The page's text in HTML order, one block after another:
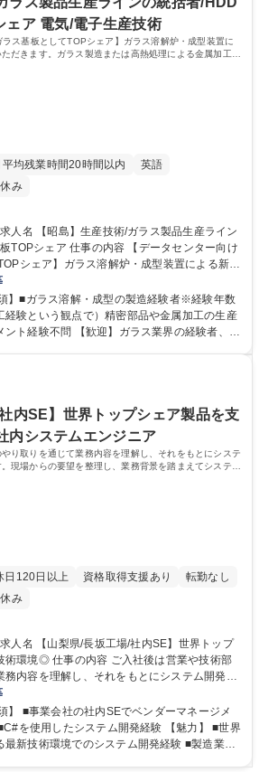
クリフト運転者 玉掛作業者
ェア 電気/電子生産技術
ラス基板としてTOPシェア】ガラス溶解炉・成型装置に
だきます。ガラス製造または高熱処理による金属加工な
しています。
平均残業時間20時間以内
英語
み
【データセンター向け
シェア】ガラス溶解炉・成型装置による新生
ます。ガラス製造または高熱処理による金属
ちしています。 《製品》ガラスの生
、徐冷の３つのプロセスから形成されます。高
社オリジナル設計の生産設備は、高度に自動
グループを指揮していただきますが、将来的
昭島】生産技術/ガラス
用ガラス基板TOPシェア
】■ガラス溶解・成型の製造経験者※経験年数
経験という観点で）精密部品や金属加工の生産
ガラス業界の経験者、リ
。ビッグデータ社会に対応するため、今日も
スの素材から加工までを一貫して開発・生産
る顧客要求に応え続けています。 学歴・資
語学力：英語 資格：
内SE】世界トップシェア製品を支
内システムエンジニア
り取りを通じて業務内容を理解し、それをもとにシステ
現場からの要望を整理し、業務背景を踏まえてシステム
ており、
日120日以上 資格取得支援あり
転勤なし
み
後は営業や技術部
務内容を理解し、それをもとにシステム開発に
からの要望を整理し、業務背景を踏まえてシ
ており、 併せてベンダーとの調整
わっていただくポジションです。そのため、現
は重要な要素となります。 【将来的には】シス
】 ■事業会社の社内SEでベンダーマネージメ
したシステム開発経験 【魅力】 ■世界
最新技術環境でのシステム開発経験 ■製造業DX